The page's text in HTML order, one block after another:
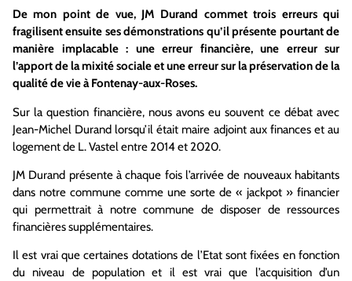
De mon point de vue, JM Durand commet trois erreurs qui
fragilisent ensuite ses démonstrations qu’il présente pourtant de
manière implacable : une erreur financière, une erreur sur
l’apport de la mixité sociale et une erreur sur la préservation de la
qualité de vie à Fontenay-aux-Roses.
Sur la question financière, nous avons eu souvent ce débat avec
Jean-Michel Durand lorsqu’il était maire adjoint aux finances et au
logement de L. Vastel entre 2014 et 2020.
JM Durand présente à chaque fois l’arrivée de nouveaux habitants
dans notre commune comme une sorte de « jackpot » financier
qui permettrait à notre commune de disposer de ressources
financières supplémentaires.
Il est vrai que certaines dotations de l’Etat sont fixées en fonction
du niveau de population et il est vrai que l’acquisition d’un